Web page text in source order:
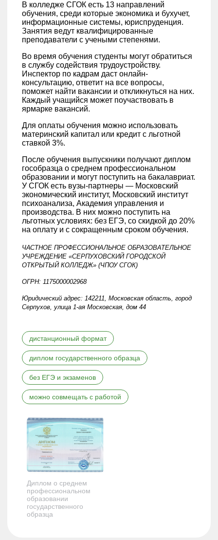
дистанционный формат
диплом государственного образца
без ЕГЭ и экзаменов
можно совмещать с работой
В колледже СГОК есть 13 направлений
обучения, среди которые экономика и бухучет,
информационные системы, юриспруденция.
Занятия ведут квалифицированные
преподаватели с учеными степенями.
Во время обучения студенты могут обратиться
в службу содействия трудоустройству.
Инспектор по кадрам даст онлайн-
консультацию, ответит на все вопросы,
поможет найти вакансии и откликнуться на них.
Каждый учащийся может поучаствовать в
ярмарке вакансий.
Для оплаты обучения можно использовать
материнский капитал или кредит с льготной
ставкой 3%.
После обучения выпускники получают диплом
гособразца о среднем профессиональном
образовании и могут поступить на бакалавриат.
У СГОК есть вузы-партнеры — Московский
экономический институт, Московский институт
психоанализа, Академия управления и
производства. В них можно поступить на
льготных условиях: без ЕГЭ, со скидкой до 20%
на оплату и с сокращенным сроком обучения.
ЧАСТНОЕ ПРОФЕССИОНАЛЬНОЕ ОБРАЗОВАТЕЛЬНОЕ
УЧРЕЖДЕНИЕ «СЕРПУХОВСКИЙ ГОРОДСКОЙ
ОТКРЫТЫЙ КОЛЛЕДЖ» (ЧПОУ СГОК)
ОГРН: 1175000002968
Юридический адрес: 142211, Московская область, город
Серпухов, улица 1-ая Московская, дом 44
Диплом о среднем
профессиональном
образовании
государственного
образца